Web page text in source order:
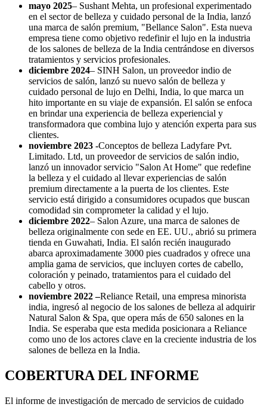
mayo 2025– Sushant Mehta, un profesional experimentado
en el sector de belleza y cuidado personal de la India, lanzó
una marca de salón premium, "Bellance Salon". Esta nueva
empresa tiene como objetivo redefinir el lujo en la industria
de los salones de belleza de la India centrándose en diversos
tratamientos y servicios profesionales.
diciembre 2024– SINH Salon, un proveedor indio de
servicios de salón, lanzó su nuevo salón de belleza y
cuidado personal de lujo en Delhi, India, lo que marca un
hito importante en su viaje de expansión. El salón se enfoca
en brindar una experiencia de belleza experiencial y
transformadora que combina lujo y atención experta para sus
clientes.
noviembre 2023 -Conceptos de belleza Ladyfare Pvt.
Limitado. Ltd, un proveedor de servicios de salón indio,
lanzó un innovador servicio "Salon At Home" que redefine
la belleza y el cuidado al llevar experiencias de salón
premium directamente a la puerta de los clientes. Este
servicio está dirigido a consumidores ocupados que buscan
comodidad sin comprometer la calidad y el lujo.
diciembre 2022– Salon Azure, una marca de salones de
belleza originalmente con sede en EE. UU., abrió su primera
tienda en Guwahati, India. El salón recién inaugurado
abarca aproximadamente 3000 pies cuadrados y ofrece una
amplia gama de servicios, que incluyen cortes de cabello,
coloración y peinado, tratamientos para el cuidado del
cabello y otros.
noviembre 2022 –Reliance Retail, una empresa minorista
india, ingresó al negocio de los salones de belleza al adquirir
Natural Salon & Spa, que opera más de 650 salones en la
India. Se esperaba que esta medida posicionara a Reliance
como uno de los actores clave en la creciente industria de los
salones de belleza en la India.
COBERTURA DEL INFORME
El informe de investigación de mercado de servicios de cuidado